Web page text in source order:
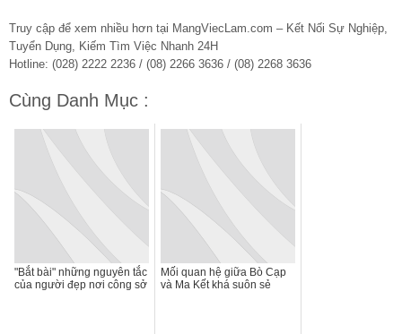
Truy cập để xem nhiều hơn tại MangViecLam.com – Kết Nối Sự Nghiệp,
Tuyển Dụng, Kiếm Tìm Việc Nhanh 24H
Hotline: (028) 2222 2236 / (08) 2266 3636 / (08) 2268 3636
Cùng Danh Mục :
"Bắt bài" những nguyên tắc
của người đẹp nơi công sở
Mối quan hệ giữa Bò Cạp
và Ma Kết khá suôn sẻ